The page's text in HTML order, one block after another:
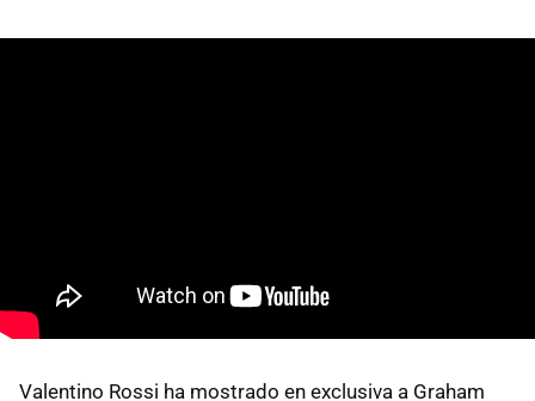
Valentino Rossi ha mostrado en exclusiva a Graham